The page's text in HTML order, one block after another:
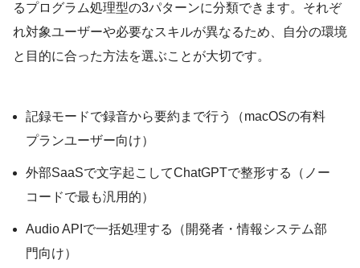
るプログラム処理型の3パターンに分類できます。それぞ
れ対象ユーザーや必要なスキルが異なるため、自分の環境
と目的に合った方法を選ぶことが大切です。
記録モードで録音から要約まで行う（macOSの有料
プランユーザー向け）
外部SaaSで文字起こしてChatGPTで整形する（ノー
コードで最も汎用的）
Audio APIで一括処理する（開発者・情報システム部
門向け）